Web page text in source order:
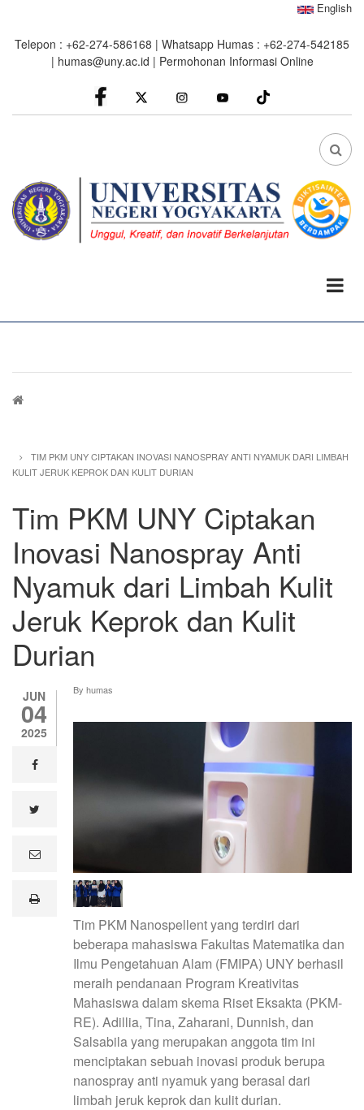
main
English
Telepon : +62-274-586168 | Whatsapp Humas : +62-274-542185
| humas@uny.ac.id | Permohonan Informasi Online
facebook
Instagram youtube
FA
Breadcrumb
TIM PKM UNY CIPTAKAN INOVASI NANOSPRAY ANTI NYAMUK DARI LIMBAH
KULIT JERUK KEPROK DAN KULIT DURIAN
Tim PKM UNY Ciptakan
Inovasi Nanospray Anti
Nyamuk dari Limbah Kulit
Jeruk Keprok dan Kulit
Durian
JUN
04
2025
0%
read
facebook
e
lprint
By humas
Tim PKM Nanospellent yang terdiri dari
beberapa mahasiswa Fakultas Matematika dan
Ilmu Pengetahuan Alam (FMIPA) UNY berhasil
meraih pendanaan Program Kreativitas
Mahasiswa dalam skema Riset Eksakta (PKM-
RE). Adillia, Tina, Zaharani, Dunnish, dan
Salsabila yang merupakan anggota tim ini
menciptakan sebuah inovasi produk berupa
nanospray anti nyamuk yang berasal dari
limbah jeruk keprok dan kulit durian.